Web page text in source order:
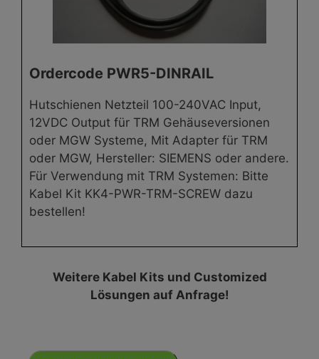
Ordercode PWR5-DINRAIL
Hutschienen Netzteil 100-240VAC Input,
12VDC Output für TRM Gehäuseversionen
oder MGW Systeme, Mit Adapter für TRM
oder MGW, Hersteller: SIEMENS oder andere.
Für Verwendung mit TRM Systemen: Bitte
Kabel Kit KK4-PWR-TRM-SCREW dazu
bestellen!
Weitere Kabel Kits und Customized
Lösungen auf Anfrage!